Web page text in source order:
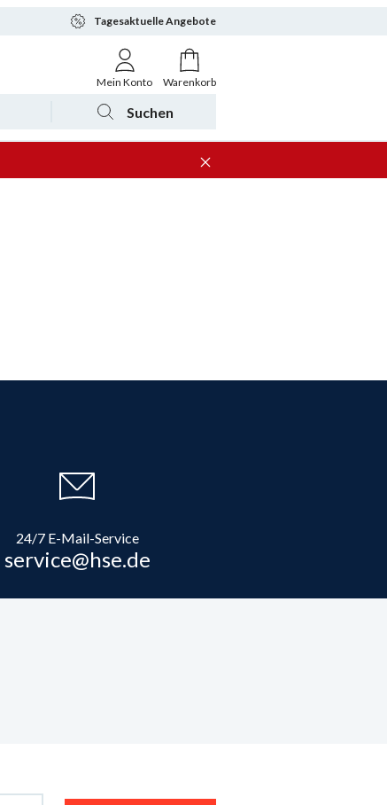
Tagesaktuelle Angebote
Mein Konto Warenkorb
Suchen
24/7 E-Mail-Service
service@hse.de